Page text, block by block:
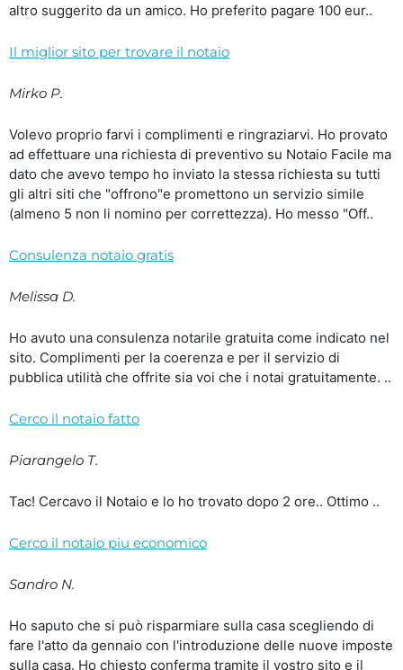
altro suggerito da un amico. Ho preferito pagare 100 eur..
Il miglior sito per trovare il notaio
Mirko P.
Volevo proprio farvi i complimenti e ringraziarvi. Ho provato
ad effettuare una richiesta di preventivo su Notaio Facile ma
dato che avevo tempo ho inviato la stessa richiesta su tutti
gli altri siti che "offrono"e promettono un servizio simile
(almeno 5 non li nomino per correttezza). Ho messo "Off..
Consulenza notaio gratis
Melissa D.
Ho avuto una consulenza notarile gratuita come indicato nel
sito. Complimenti per la coerenza e per il servizio di
pubblica utilità che offrite sia voi che i notai gratuitamente. ..
Cerco il notaio fatto
Piarangelo T.
Tac! Cercavo il Notaio e lo ho trovato dopo 2 ore.. Ottimo ..
Cerco il notaio piu economico
Sandro N.
Ho saputo che si può risparmiare sulla casa scegliendo di
fare l'atto da gennaio con l'introduzione delle nuove imposte
sulla casa. Ho chiesto conferma tramite il vostro sito e il